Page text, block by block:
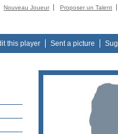
Nouveau Joueur
Proposer un Talent
this player Sent a picture